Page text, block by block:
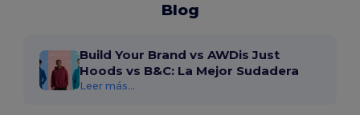
Blog
Build Your Brand vs AWDis Just
Hoods vs B&C: La Mejor Sudadera
Leer más...